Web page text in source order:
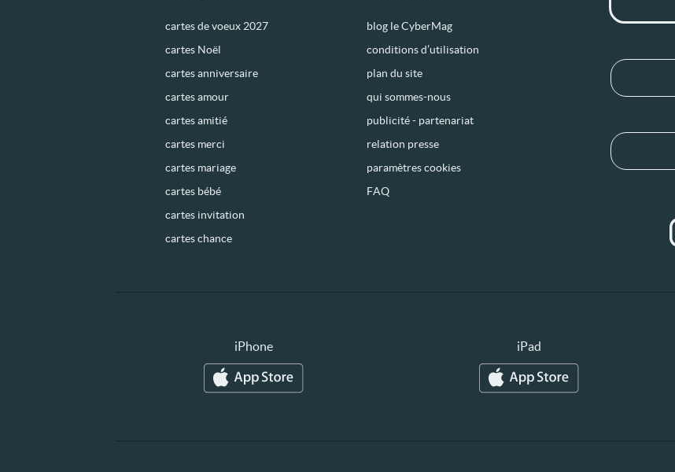
cartes de voeux 2027
cartes Noël
cartes anniversaire
cartes amour
cartes amitié
cartes merci
cartes mariage
cartes bébé
cartes invitation
cartes chance
blog le CyberMag
conditions d’utilisation
plan du site
qui sommes-nous
publicité - partenariat
relation presse
paramètres cookies
FAQ
iPhone iPad